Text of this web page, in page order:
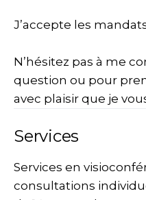
J’accepte les mandats
N’hésitez pas à me
question ou pour
avec plaisir que je
Services
Services en
consultations